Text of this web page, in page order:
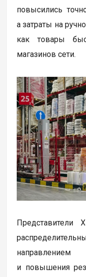
повысились
а затраты на
как товары
магазинов сети.
Представители
и повышения